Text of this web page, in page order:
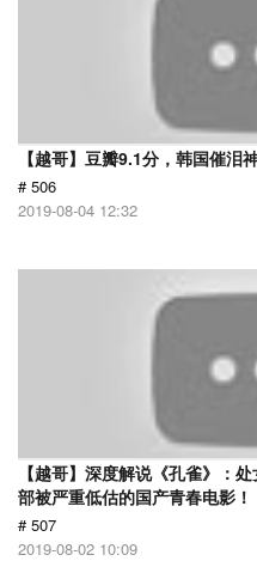
【越哥】豆瓣9.1分，韩国催泪
# 506
2019-08-04 12:32
【越哥】深度解说《孔雀》：
部被严重低估的国产青春电影！
# 507
2019-08-02 10:09